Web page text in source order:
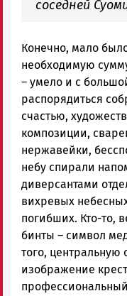
соседней
Конечно, мало
необходимую
– умело и с
распорядиться
счастью,
композиции,
нержавейки,
небу спирали
диверсантами
вихревых
погибших. Кто-то,
бинты – символ
того, центральную
изображение